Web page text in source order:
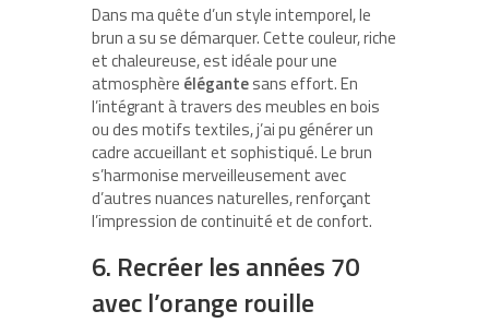
Dans ma quête d’un style intemporel, le
brun a su se démarquer. Cette couleur, riche
et chaleureuse, est idéale pour une
atmosphère élégantesans effort. En
l’intégrant à travers des meubles en bois
ou des motifs textiles, j’ai pu générer un
cadre accueillant et sophistiqué. Le brun
s’harmonise merveilleusement avec
d’autres nuances naturelles, renforçant
l’impression de continuité et de confort.
6. Recréer les années 70
avec l’orange rouille